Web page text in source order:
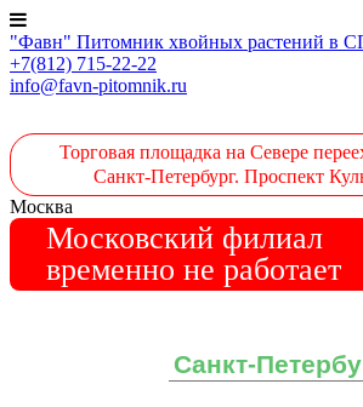
"Фавн" Питомник хвойных растений в
+7(812) 715-22-22
info@favn-pitomnik.ru
Торговая площадка на Севере
Санкт-Петербург. Проспект
Москва
Московский филиал
временно не работает